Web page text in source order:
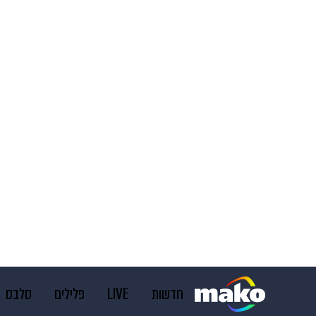
חדשות LIVE פלילים סלבס